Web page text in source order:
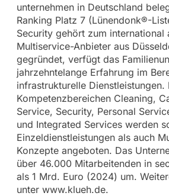
unternehmen in Deutschland
Ranking Platz 7 (Lünendonk®-
Security gehört zum international
Multiservice-Anbieter aus
gegründet, verfügt das
jahrzehntelange Erfahrung im
infrastrukturelle Dienstleistungen.
Kompetenzbereichen Cleaning,
Service, Security, Personal
und Integrated Services werden
Einzeldienstleistungen als auch
Konzepte angeboten. Das
über 46.000 Mitarbeitenden in
als 1 Mrd. Euro (2024) um.
unter www.klueh.de.